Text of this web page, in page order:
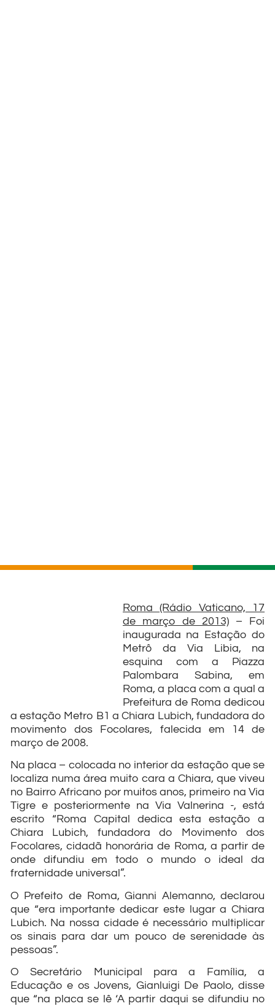
Roma (Rádio Vaticano, 17
de março de 2013) – Foi
inaugurada na Estação do
Metrô da Via Libia, na
esquina com a Piazza
Palombara Sabina, em
Roma, a placa com a qual a
Prefeitura de Roma dedicou
a estação Metro B1 a Chiara Lubich, fundadora do
movimento dos Focolares, falecida em 14 de
março de 2008.
Na placa – colocada no interior da estação que se
localiza numa área muito cara a Chiara, que viveu
no Bairro Africano por muitos anos, primeiro na Via
Tigre e posteriormente na Via Valnerina -, está
escrito “Roma Capital dedica esta estação a
Chiara Lubich, fundadora do Movimento dos
Focolares, cidadã honorária de Roma, a partir de
onde difundiu em todo o mundo o ideal da
fraternidade universal”.
O Prefeito de Roma, Gianni Alemanno, declarou
que “era importante dedicar este lugar a Chiara
Lubich. Na nossa cidade é necessário multiplicar
os sinais para dar um pouco de serenidade às
pessoas”.
O Secretário Municipal para a Família, a
Educação e os Jovens, Gianluigi De Paolo, disse
que “na placa se lê ‘A partir daqui se difundiu no